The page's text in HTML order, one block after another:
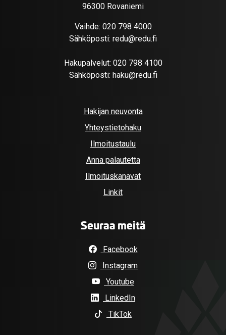
96300 Rovaniemi
Vaihde: 020 798 4000
Sähköposti: redu@redu.fi
Hakupalvelut: 020 798 4100
Sähköposti: haku@redu.fi
Hakijan neuvonta
Yhteystietohaku
Ilmoitustaulu
Anna palautetta
Ilmoituskanavat
Linkit
Seuraa meitä
Facebook
Instagram
Youtube
LinkedIn
TikTok